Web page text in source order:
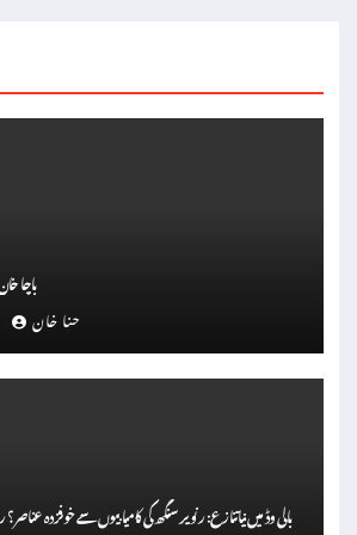
باچا
حنا خان
بالی وڈ میں نیا تنازع: رنویر سنگھ کی کامیابیوں سے خوفزدہ عناصر؟